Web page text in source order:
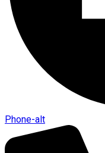
Phone-alt